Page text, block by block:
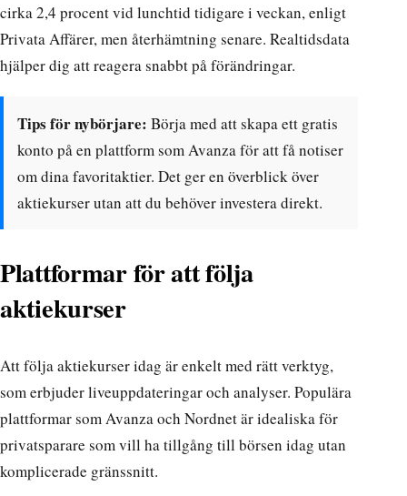
cirka 2,4 procent vid lunchtid tidigare i veckan, enligt
Privata Affärer, men återhämtning senare. Realtidsdata
hjälper dig att reagera snabbt på förändringar.
Tips för nybörjare: Börja med att skapa ett gratis
konto på en plattform som Avanza för att få notiser
om dina favoritaktier. Det ger en överblick över
aktiekurser utan att du behöver investera direkt.
Plattformar för att följa
aktiekurser
Att följa aktiekurser idag är enkelt med rätt verktyg,
som erbjuder liveuppdateringar och analyser. Populära
plattformar som Avanza och Nordnet är idealiska för
privatsparare som vill ha tillgång till börsen idag utan
komplicerade gränssnitt.